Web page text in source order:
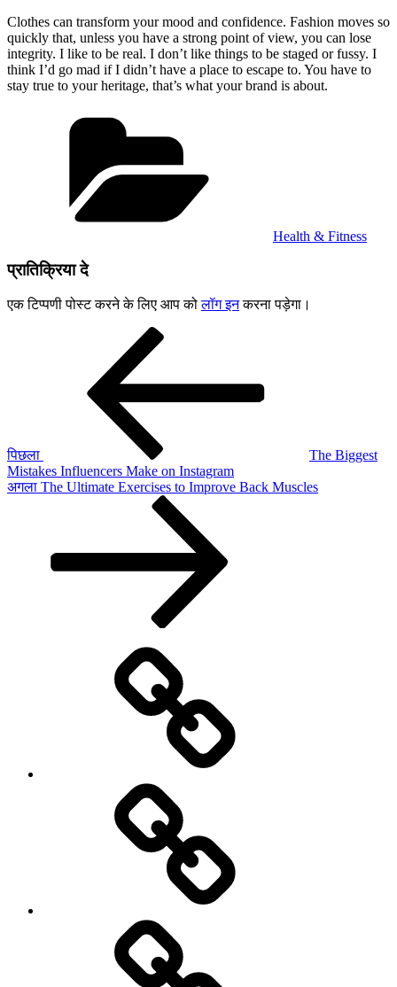
Clothes can transform your mood and confidence. Fashion moves so
quickly that, unless you have a strong point of view, you can lose
integrity. I like to be real. I don’t like things to be staged or fussy. I
think I’d go mad if I didn’t have a place to escape to. You have to
stay true to your heritage, that’s what your brand is about.
Health & Fitness
प्रातिक्रिया दे
एक टिप्पणी पोस्ट करने के लिए आप कोलॉग इनकरना पड़ेगा।
पिछला
The Biggest
Mistakes Influencers Make on Instagram
अगली
अगला The Ultimate Exercises to Improve Back Muscles